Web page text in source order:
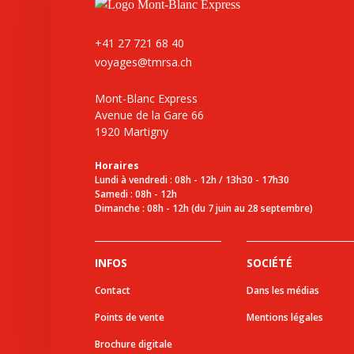
+41 27 721 68 40
voyages@tmrsa.ch
Mont-Blanc Express
Avenue de la Gare 66
1920 Martigny
Horaires
Lundi à vendredi : 08h - 12h / 13h30 - 17h30
Samedi : 08h - 12h
Dimanche : 08h - 12h (du 7 juin au 28 septembre)
INFOS
Contact
Points de vente
Brochure digitale
SOCIÉTÉ
Dans les médias
Mentions légales